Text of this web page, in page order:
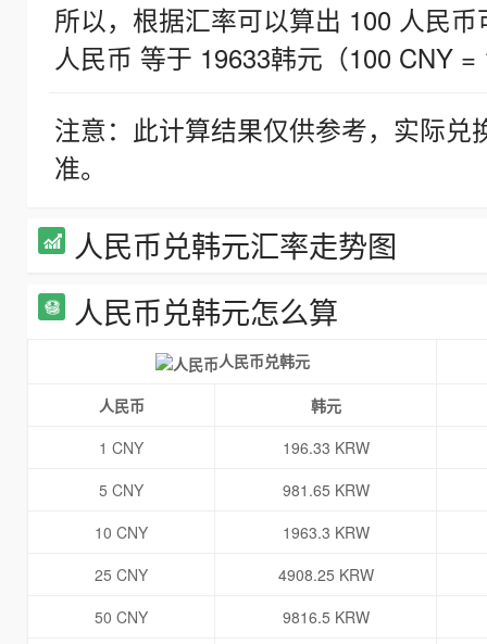
所以，根据汇率可以算出 100 人民
人民币 等于 19633韩元（100 CNY =
注意：此计算结果仅供参考，实际
准。
人民币兑韩元汇率走势图
人民币兑韩元怎么算
人民币兑韩元
人民币
韩元
1 CNY
196.33 KRW
5 CNY
981.65 KRW
10 CNY
1963.3 KRW
25 CNY
4908.25 KRW
50 CNY
9816.5 KRW